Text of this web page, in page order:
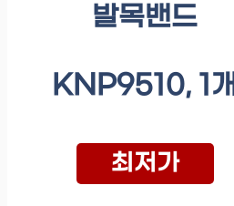
발목밴드
KNP9510, 1개
최저가